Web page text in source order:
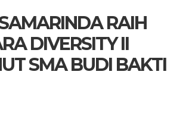
RAIH
DIVERSITY II
SMA BUDI BAKTI